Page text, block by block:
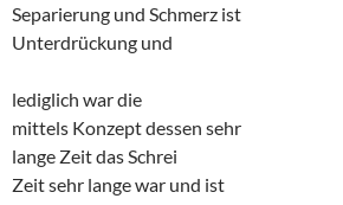
Separierung und Schmerz ist
Unterdrückung und
lediglich war die
mittels Konzept dessen sehr
lange Zeit das Schrei
Zeit sehr lange war und ist